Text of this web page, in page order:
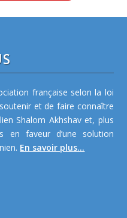
française selon la loi
et de faire connaître
Shalom Akhshav et, plus
en faveur d’une solution
En savoir plus...